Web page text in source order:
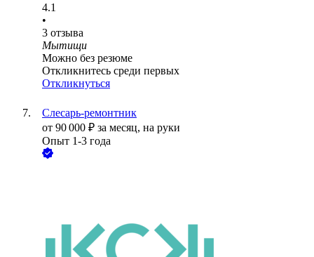
4.1
•
3 отзыва
Мытищи
Можно без резюме
Откликнитесь среди первых
Откликнуться
Слесарь-ремонтник
от 90 000 ₽ за месяц, на руки
Опыт 1-3 года